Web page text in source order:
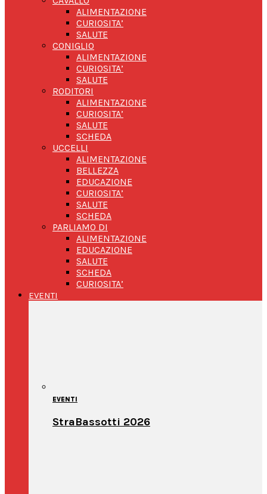
ALIMENTAZIONE
CURIOSITA’
SALUTE
CONIGLIO
ALIMENTAZIONE
CURIOSITA’
SALUTE
RODITORI
ALIMENTAZIONE
CURIOSITA’
SALUTE
SCHEDA
UCCELLI
ALIMENTAZIONE
BELLEZZA
EDUCAZIONE
CURIOSITA’
SALUTE
SCHEDA
PARLIAMO DI
ALIMENTAZIONE
EDUCAZIONE
SALUTE
SCHEDA
CURIOSITA’
EVENTI
EVENTI
StraBassotti 2026